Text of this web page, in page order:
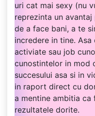
uri cat mai sexy (nu
reprezinta un
de a face bani, a te
incredere in tine.
activiate sau job
cunostintelor in mod
succesului asa si in
in raport direct cu
a mentine ambitia
rezultatele dorite.